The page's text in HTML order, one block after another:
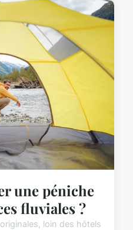
une péniche
fluviales ?
loin des hôtels